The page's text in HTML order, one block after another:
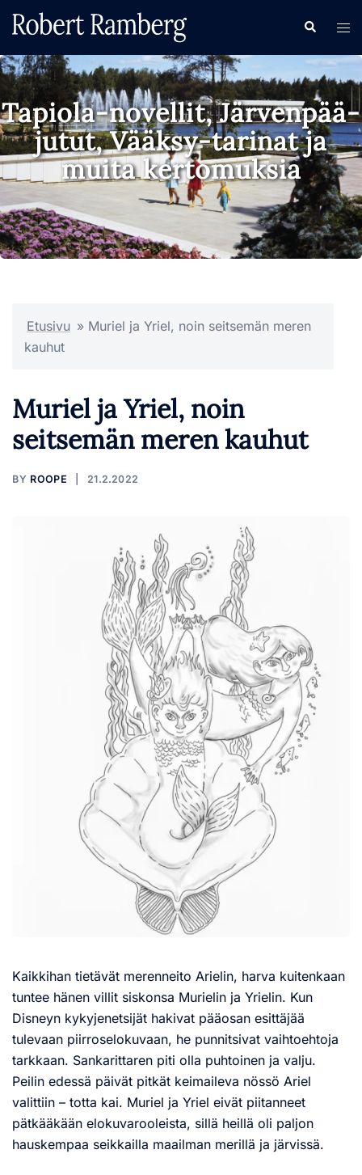
Skip
content
Search
Tapiola-novellit, Järvenpää-
jutut, Vääksy-tarinat ja
muita kertomuksia
Etusivu » Muriel ja Yriel, noin seitsemän meren
kauhut
Muriel ja Yriel, noin
seitsemän meren kauhut
BY ROOPE 21.2.2022
Kaikkihan tietävät merenneito Arielin, harva kuitenkaan
tuntee hänen villit siskonsa Murielin ja Yrielin. Kun
Disneyn kykyjenetsijät hakivat pääosan esittäjää
tulevaan piirroselokuvaan, he punnitsivat vaihtoehtoja
tarkkaan. Sankarittaren piti olla puhtoinen ja valju.
Peilin edessä päivät pitkät keimaileva nössö Ariel
valittiin – totta kai. Muriel ja Yriel eivät piitanneet
pätkääkään elokuvarooleista, sillä heillä oli paljon
hauskempaa seikkailla maailman merillä ja järvissä.